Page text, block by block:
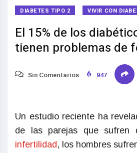
DIABETES TIPO 2 VIVIR CON
El 15% de los
tienen problemas de
Sin Comentarios 947
Un estudio reciente ha
de las parejas que sufren
infertilidad , los hombres